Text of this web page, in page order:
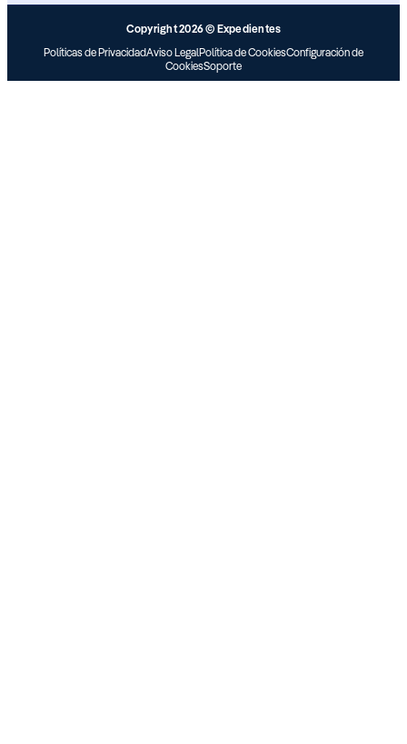
Copyright 2026 © Expedientes
Políticas de PrivacidadAviso LegalPolítica de CookiesConfiguración de
CookiesSoporte